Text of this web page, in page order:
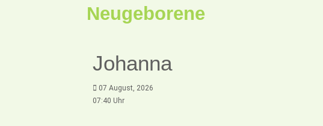
Neugeborene
Johanna
07 August, 2026
07:40 Uhr